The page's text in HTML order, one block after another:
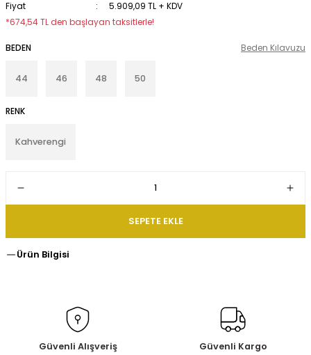
Fiyat
5.909,09 TL + KDV
*674,54 TL den başlayan taksitlerle!
BEDEN
44 46 48 50
RENK
Kahverengi
Beden Kılavuzu
SEPETE EKLE
Ürün Bilgisi
Güvenli Alışveriş Güvenli Kargo